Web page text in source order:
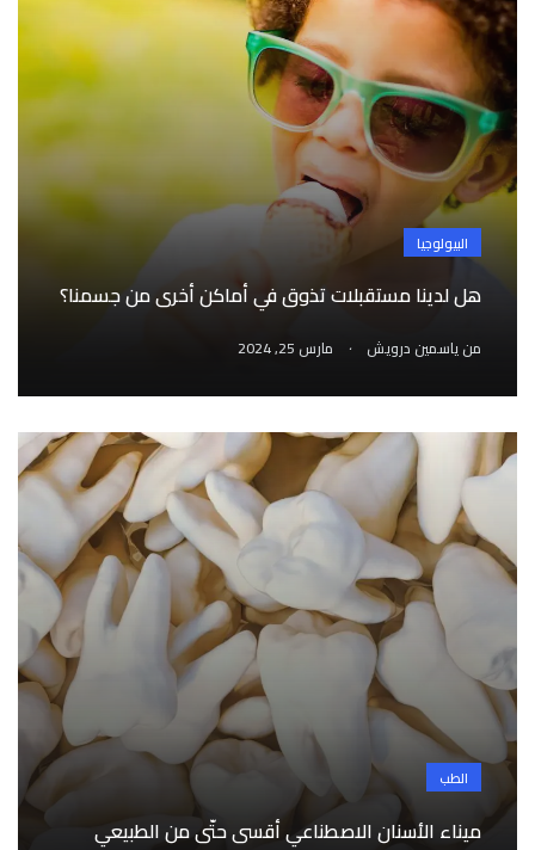
البيولوجيا
هل لدينا مستقبلات تذوق في أماكن أخرى من جسمنا؟
منياسمين درويش . مارس 25, 2024
الطب
ميناء الأسنان الاصطناعي أقسى حتّى من الطبيعي